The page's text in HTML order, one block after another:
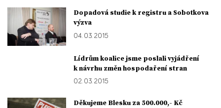
Dopadová studie k registru a Sobotkova
výzva
04. 03. 2015
Lídrům koalice jsme poslali vyjádření
k návrhu změn hospodaření stran
02. 03. 2015
Děkujeme Blesku za 500.000,- Kč